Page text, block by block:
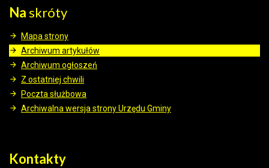
Naskróty
Mapa strony
Archiwum artykułów
Archiwum ogłoszeń
Z ostatniej chwili
Poczta służbowa
Archiwalna wersja strony Urzędu Gminy
Kontakty